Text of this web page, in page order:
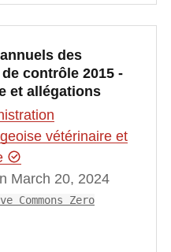
des
contrôle 2015 -
et allégations
vétérinaire et
March 20, 2024
Commons Zero